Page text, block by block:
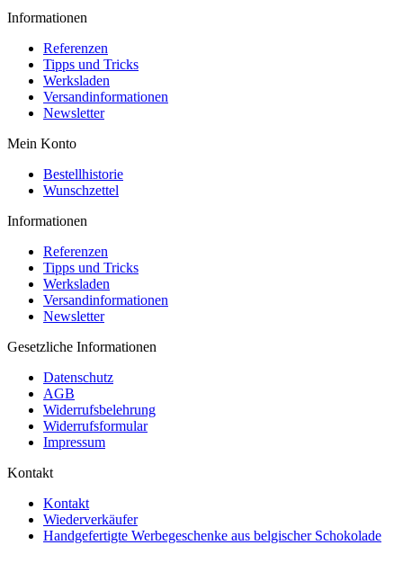
Informationen
Referenzen
Tipps und Tricks
Werksladen
Versandinformationen
Newsletter
Mein Konto
Bestellhistorie
Wunschzettel
Informationen
Referenzen
Tipps und Tricks
Werksladen
Versandinformationen
Newsletter
Gesetzliche Informationen
Datenschutz
AGB
Widerrufsbelehrung
Widerrufsformular
Impressum
Kontakt
Kontakt
Wiederverkäufer
Handgefertigte Werbegeschenke aus belgischer Schokolade